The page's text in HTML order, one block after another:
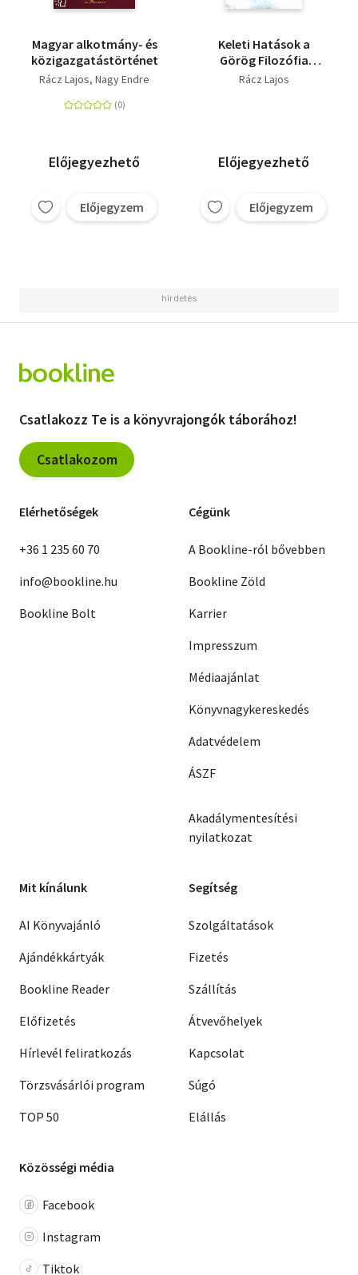
Magyar alkotmány- és
közigazgatástörténet
Rácz Lajos Nagy Endre
Előjegyezhető
Előjegyzem
Keleti Hatások a
Görög Filozófia
Kezdeteire - A
sz.
Rácz Lajos
Előjegyezhető
Előjegyzem
Csatlakozz Te is a könyvrajongók táborához!
Csatlakozom
Elérhetőségek
+36 1 235 60 70
info@bookline.hu
Bookline Bolt
Cégünk
A Bookline-ról bővebben
Bookline Zöld
Karrier
Impresszum
Médiaajánlat
Könyvnagykereskedés
Adatvédelem
ÁSZF
Akadálymentesítési
nyilatkozat
Mit kínálunk
AI Könyvajánló
Ajándékkártyák
Bookline Reader
Előfizetés
Hírlevél feliratkozás
Törzsvásárlói program
TOP 50
Segítség
Szolgáltatások
Fizetés
Szállítás
Átvevőhelyek
Kapcsolat
Súgó
Elállás
Közösségi média
Facebook
Instagram
Tiktok